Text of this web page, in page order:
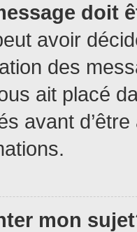
doit
avoir
des
ait placé
avant
mon